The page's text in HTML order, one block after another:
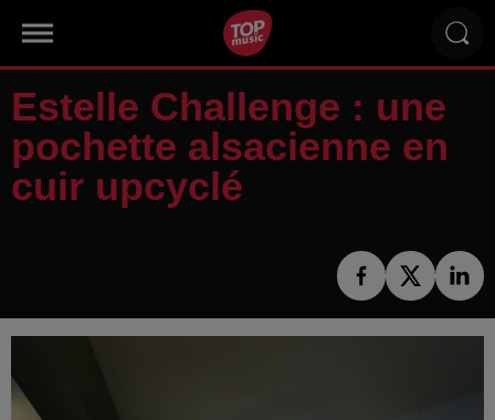
Estelle Challenge : une
pochette alsacienne en
cuir upcyclé